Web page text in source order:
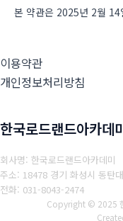
본 약관은 2025년 2월 14
이용약관
개인정보처리방침
한국로드랜드아카데
회사명: 한국로드랜드아카데
주소: 18478 경기 화성시 동탄
전화: 031-8043-2474
Copyright © 2025